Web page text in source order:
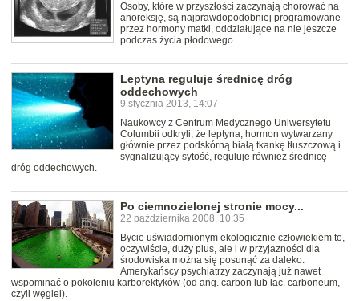
Osoby, które w przyszłości zaczynają chorować na
anoreksję, są najprawdopodobniej programowane
przez hormony matki, oddziałujące na nie jeszcze
podczas życia płodowego.
Leptyna reguluje średnicę dróg
oddechowych
9 stycznia 2013, 14:07
Naukowcy z Centrum Medycznego Uniwersytetu
Columbii odkryli, że leptyna, hormon wytwarzany
głównie przez podskórną białą tkankę tłuszczową i
sygnalizujący sytość, reguluje również średnicę
dróg oddechowych.
Po ciemnozielonej stronie mocy...
22 października 2008, 10:35
Bycie uświadomionym ekologicznie człowiekiem to,
oczywiście, duży plus, ale i w przyjazności dla
środowiska można się posunąć za daleko.
Amerykańscy psychiatrzy zaczynają już nawet
wspominać o pokoleniu karborektyków (od ang. carbon lub łac. carboneum,
czyli węgiel).